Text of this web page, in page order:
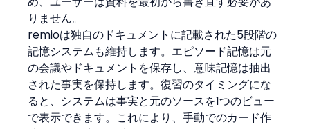
りません。
remioは独自のドキュメントに記載された5段階の
記憶システムも維持します。エピソード記憶は元
の会議やドキュメントを保存し、意味記憶は抽出
された事実を保持します。復習のタイミングにな
ると、システムは事実と元のソースを1つのビュー
で表示できます。これにより、手動でのカード作